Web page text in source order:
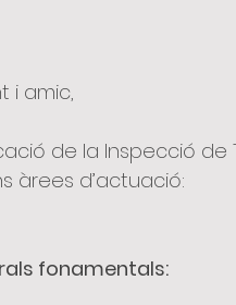
i amic,
de la Inspecció
àrees d’actuació:
fonamentals: